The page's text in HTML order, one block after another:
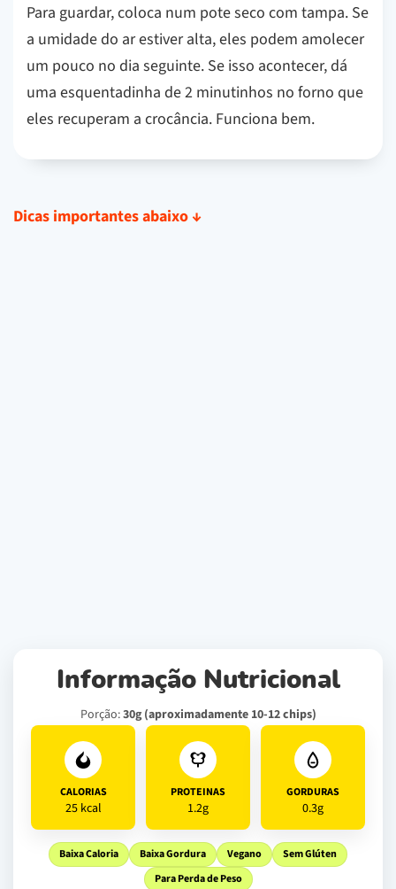
Para guardar, coloca num pote seco com tampa. Se
a umidade do ar estiver alta, eles podem amolecer
um pouco no dia seguinte. Se isso acontecer, dá
uma esquentadinha de 2 minutinhos no forno que
eles recuperam a crocância. Funciona bem.
Dicas importantes abaixo ↓
Informação Nutricional
Porção:30g (aproximadamente 10-12 chips)
CALORIAS
25 kcal
PROTEINAS
1.2g
GORDURAS
0.3g
Baixa Caloria Baixa Gordura Vegano
Sem Glúten
Para Perda de Peso